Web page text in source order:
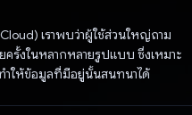
เราพบว่าผู้ใช้ส่วนใหญ่ถาม
งในหลากหลายรูปแบบ ซึ่งเหมาะ
ำให้ข้อมูลที่มีอยู่นั้นสนทนาได้